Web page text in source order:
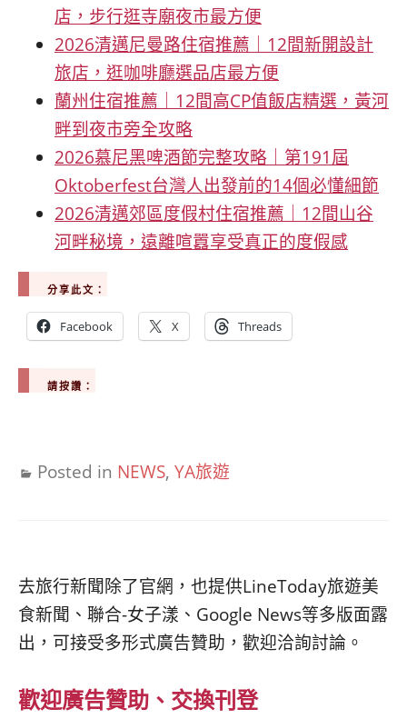
店，步行逛寺廟夜市最方便
2026清邁尼曼路住宿推薦｜12間新開設計
旅店，逛咖啡廳選品店最方便
蘭州住宿推薦｜12間高CP值飯店精選，黃河
畔到夜市旁全攻略
2026慕尼黑啤酒節完整攻略｜第191屆
Oktoberfest台灣人出發前的14個必懂細節
2026清邁郊區度假村住宿推薦｜12間山谷
河畔秘境，遠離喧囂享受真正的度假感
分享此文：
Facebook X Threads
請按讚：
Posted in NEWS, YA旅遊
去旅行新聞除了官網，也提供LineToday旅遊美
食新聞、聯合-女子漾、Google News等多版面露
出，可接受多形式廣告贊助，歡迎洽詢討論。
歡迎廣告贊助、交換刊登